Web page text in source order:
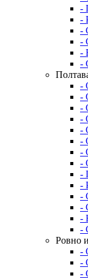
-
-
-
-
-
-
-
-
-
-
-
-
-
-
-
-
-
-
-
-
Ровно
-
-
-